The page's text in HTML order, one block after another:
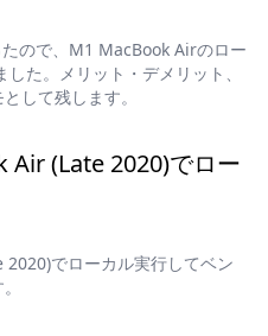
ので、M1 MacBook Airのロー
た。メリット・デメリット、
して残します。
Air (Late 2020)でロー
でローカル実行してベン